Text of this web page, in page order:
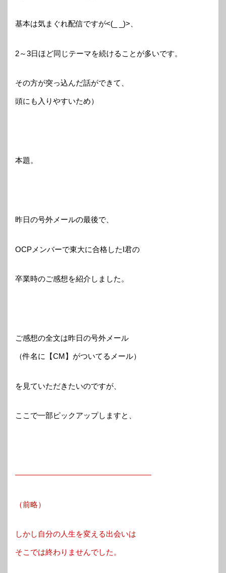
基本は気まぐれ配信ですが<(_ _)>、
2～3日ほど同じテーマを続けることが多いです。
その方が突っ込んだ話ができて、
頭にも入りやすいため）
本題。
昨日の号外メールの最後で、
OCPメンバーで東大に合格したI君の
卒業時のご感想を紹介しました。
ご感想の全文は昨日の号外メール
（件名に【CM】がついてるメール）
を見ていただきたいのですが、
ここで一部ピックアップしますと、
——————————————————
（前略）
しかし自分の人生を変える出会いは
そこでは終わりませんでした。